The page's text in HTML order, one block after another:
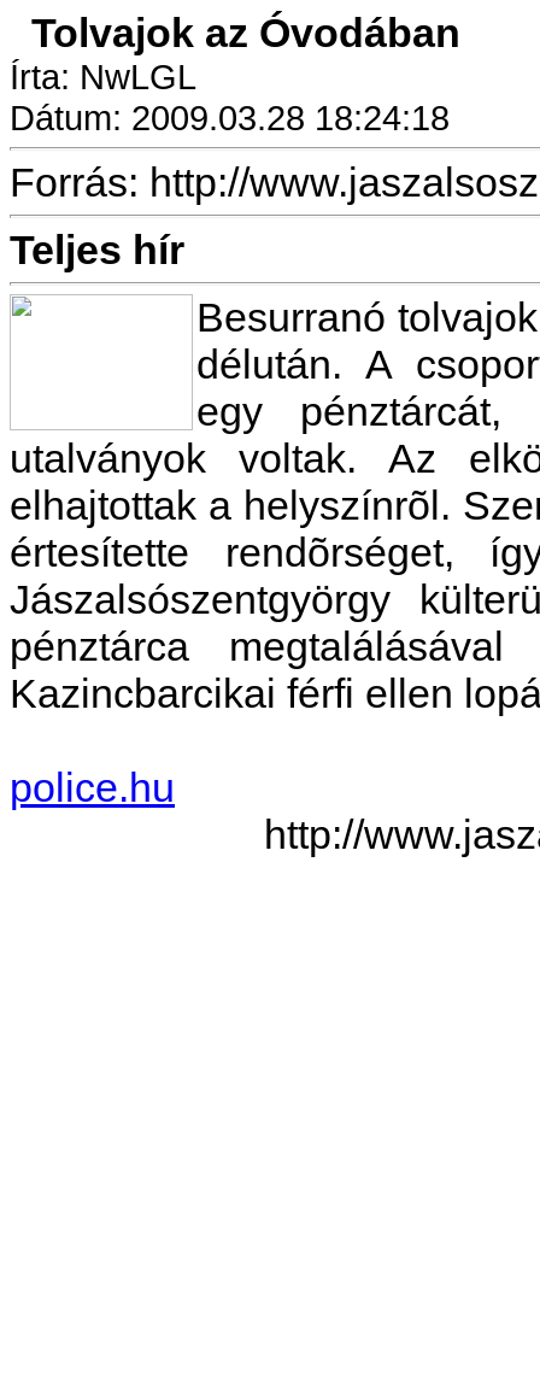
Tolvajok az Óvodában
Írta: NwLGL
Dátum: 2009.03.28 18:24:18
Forrás: http://
Teljes hír
Besurranó
délután. A
egy pénztárcát,
utalványok voltak. Az
elhajtottak a helyszínrõl.
értesítette rendõrséget,
Jászalsószentgyörgy
pénztárca
Kazincbarcikai férfi ellen
police.hu
http://